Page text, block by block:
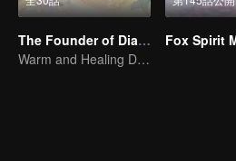
The Founder of Diabolism Q
Warm and Healing Daily Life